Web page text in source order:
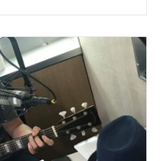
當然重要閱讀全文 "練
什麼唱歌還是沒有進